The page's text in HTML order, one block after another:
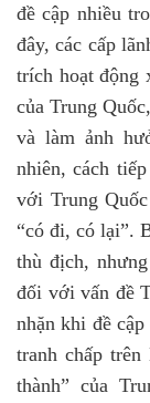
đề cập nhiều
đây, các cấp
trích hoạt động
của Trung
và làm ảnh
nhiên, cách
với Trung
“có đi, có lại”.
thù địch,
đối với vấn đề
nhặn khi đề
tranh chấp
thành” của